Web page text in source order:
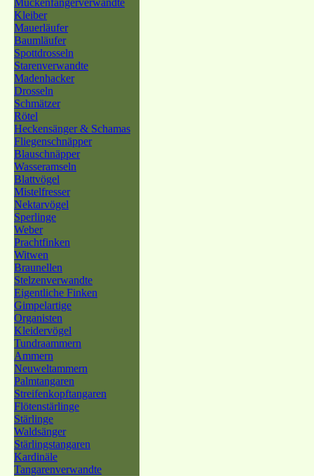
Mückenfängerverwandte
Kleiber
Mauerläufer
Baumläufer
Spottdrosseln
Starenverwandte
Madenhacker
Drosseln
Schmätzer
Rötel
Heckensänger & Schamas
Fliegenschnäpper
Blauschnäpper
Wasseramseln
Blattvögel
Mistelfresser
Nektarvögel
Sperlinge
Weber
Prachtfinken
Witwen
Braunellen
Stelzenverwandte
Eigentliche Finken
Gimpelartige
Organisten
Kleidervögel
Tundraammern
Ammern
Neuweltammern
Palmtangaren
Streifenkopftangaren
Flötenstärlinge
Stärlinge
Waldsänger
Stärlingstangaren
Kardinäle
Tangarenverwandte